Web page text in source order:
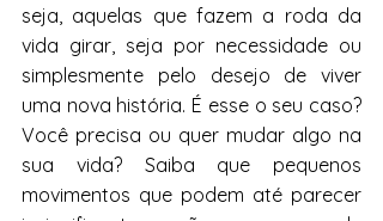
seja, aquelas que fazem a roda da
vida girar, seja por necessidade ou
simplesmente pelo desejo de viver
uma nova história. É esse o seu caso?
Você precisa ou quer mudar algo na
sua vida? Saiba que pequenos
movimentos que podem até parecer